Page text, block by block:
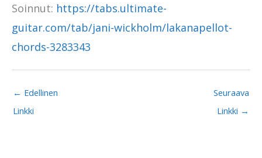
Soinnut: https://tabs.ultimate-
guitar.com/tab/jani-wickholm/lakanapellot-
chords-3283343
← Edellinen
Linkki
Seuraava
Linkki →